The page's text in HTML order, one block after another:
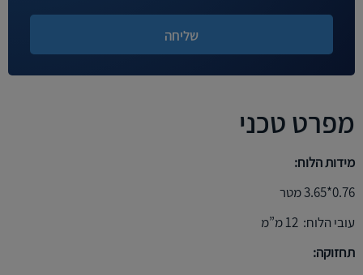
מפרט טכני
מידות הלוח:
0.76*3.65 מטר
עובי הלוח: 12 מ”מ
תחזוקה: